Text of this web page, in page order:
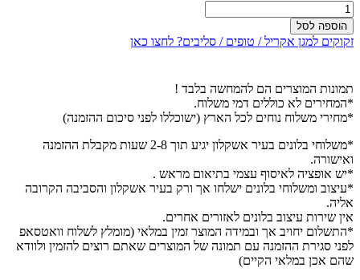
כמות
של
Funko
Pop
330
One
piece
-
פופ
בואה
האנקוק
330
וואן
פיס
הוספה לסל
זקוקים למגן אקריל / טופים / סליבים? לחצו כאן
תמונות המוצרים הם להמחשה בלבד !
*המחירים לא כוללים דמי משלוח.
*מחירי משלוח נוחים לכל הארץ (ישוכללו לפני סיכום ההזמנה)
*משלוחי בלונים בעיר אשקלון יגיע תוך 2-8 שעות מקבלת ההזמנה
ואישורה.
*יש אופציה לאיסוף עצמי בתיאום מראש .
*עיצוב ומשלוחי בלונים ישלחו אך ורק בעיר אשקלון והסביבה הקרובה
אליה.
אין שירות עיצוב בלונים לאזורים אחרים.
*התשלום יחויב אך ובמידה המוצר זמין במלאי (מומלץ לשלוח וואטסאפ
לפני סגירת ההזמנה עם תמונה של המוצרים שאתם רוצים להזמין ולוודא
שהם אכן במלאי הקיים)